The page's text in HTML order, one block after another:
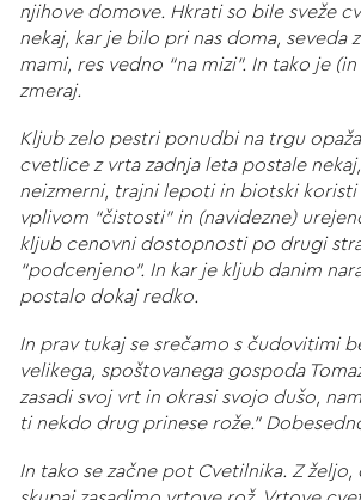
njihove domove. Hkrati so bile sveže
nekaj, kar je bilo pri nas doma, seveda
mami, res vedno “na mizi”. In tako je
zmeraj.
Kljub zelo pestri ponudbi na trgu
cvetlice z vrta zadnja leta postale
neizmerni, trajni lepoti in biotski
vplivom “čistosti” in (navidezne)
kljub cenovni dostopnosti po drugi
“podcenjeno”. In kar je kljub danim
postalo dokaj redko.
In prav tukaj se srečamo s čudovitimi
velikega, spoštovanega gospoda
zasadi svoj vrt in okrasi svojo dušo,
ti nekdo drug prinese rože.”
In tako se začne pot Cvetilnika. Z željo,